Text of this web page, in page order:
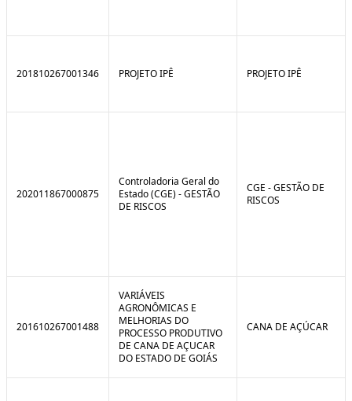
201810267001346 PROJETO IPÊ PROJETO IPÊ
202011867000875
Controladoria Geral do
Estado (CGE) - GESTÃO
DE RISCOS
CGE - GESTÃO DE
RISCOS
201610267001488
VARIÁVEIS
AGRONÔMICAS E
MELHORIAS DO
PROCESSO PRODUTIVO
DE CANA DE AÇUCAR
DO ESTADO DE GOIÁS
CANA DE AÇÚCAR